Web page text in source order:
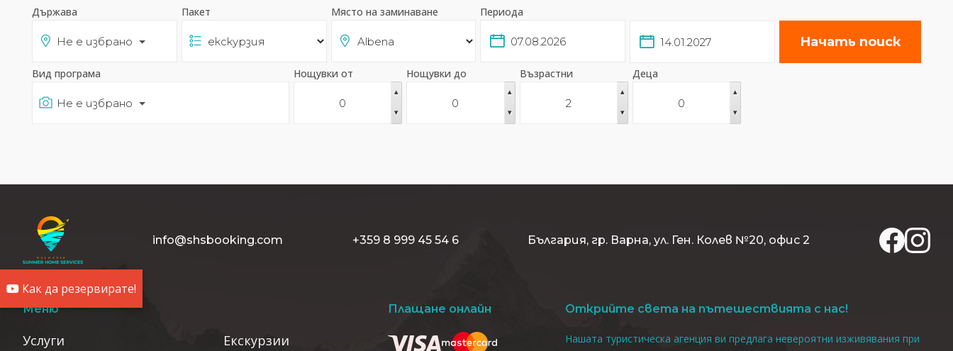
Държава
Не е избрано
Пакет Място на заминаване Периода
Начать поиск
Вид програма
Не е избрано
Нощувки от
▴
▾
Нощувки до
▴
▾
Възрастни
▴
▾
Деца
▴
▾
info@shsbooking.com +359 8 999 45 54 6 България, гр. Варна, ул. Ген. Колев №20, офис 2
Меню
Услуги Екскурзии
Плащане онлайн Открийте света на пътешествията с нас!
Нашата туристическа агенция ви предлага невероятни изживявания при
Как да резервирате!